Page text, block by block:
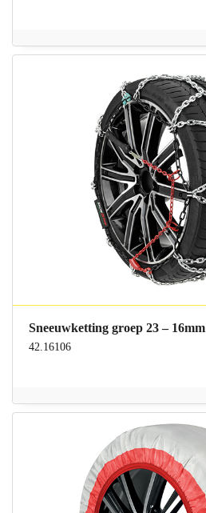
Sneeuwketting groep 23 – 16mm
42.16106